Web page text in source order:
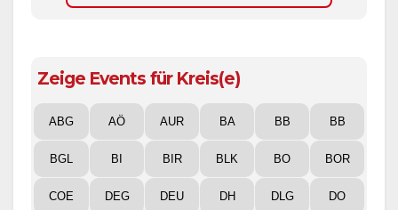
Zeige Events für Kreis(e)
ABG AÖ AUR BA BB BB
BGL BI BIR BLK BO BOR
COE DEG DEU DH DLG DO